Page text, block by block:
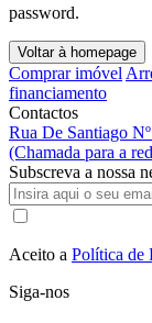
password.
Voltar à homepage
Comprar imóvel
financiamento
Contactos
Rua De Santiago
(Chamada para a
Subscreva a nossa
Aceito a Política de
Siga-nos